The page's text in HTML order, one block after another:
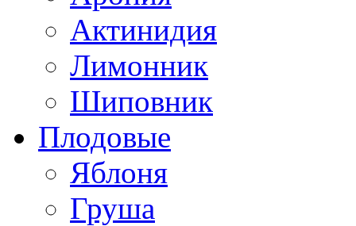
Актинидия
Лимонник
Шиповник
Плодовые
Яблоня
Груша